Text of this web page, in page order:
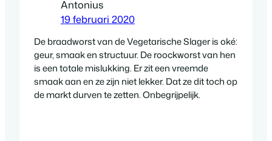
Antonius
19 februari 2020
De braadworst van de Vegetarische Slager is oké:
geur, smaak en structuur. De roockworst van hen
is een totale mislukking. Er zit een vreemde
smaak aan en ze zijn niet lekker. Dat ze dit toch op
de markt durven te zetten. Onbegrijpelijk.